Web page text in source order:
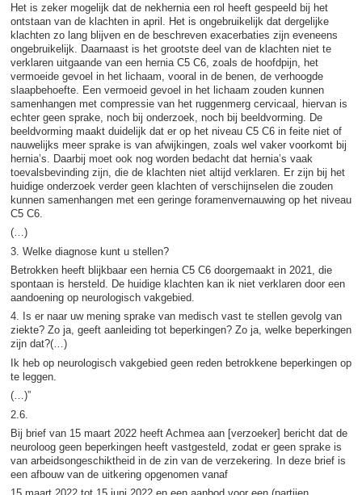
Het is zeker mogelijk dat de nekhernia een rol heeft gespeeld bij het
ontstaan van de klachten in april. Het is ongebruikelijk dat dergelijke
klachten zo lang blijven en de beschreven exacerbaties zijn eveneens
ongebruikelijk. Daarnaast is het grootste deel van de klachten niet te
verklaren uitgaande van een hernia C5 C6, zoals de hoofdpijn, het
vermoeide gevoel in het lichaam, vooral in de benen, de verhoogde
slaapbehoefte. Een vermoeid gevoel in het lichaam zouden kunnen
samenhangen met compressie van het ruggenmerg cervicaal, hiervan is
echter geen sprake, noch bij onderzoek, noch bij beeldvorming. De
beeldvorming maakt duidelijk dat er op het niveau C5 C6 in feite niet of
nauwelijks meer sprake is van afwijkingen, zoals wel vaker voorkomt bij
hernia’s. Daarbij moet ook nog worden bedacht dat hernia’s vaak
toevalsbevinding zijn, die de klachten niet altijd verklaren. Er zijn bij het
huidige onderzoek verder geen klachten of verschijnselen die zouden
kunnen samenhangen met een geringe foramenvernauwing op het niveau
C5 C6.
(…)
3. Welke diagnose kunt u stellen?
Betrokken heeft blijkbaar een hernia C5 C6 doorgemaakt in 2021, die
spontaan is hersteld. De huidige klachten kan ik niet verklaren door een
aandoening op neurologisch vakgebied.
4. Is er naar uw mening sprake van medisch vast te stellen gevolg van
ziekte? Zo ja, geeft aanleiding tot beperkingen? Zo ja, welke beperkingen
zijn dat?(…)
Ik heb op neurologisch vakgebied geen reden betrokkene beperkingen op
te leggen.
(…)”
2.6.
Bij brief van 15 maart 2022 heeft Achmea aan [verzoeker] bericht dat de
neuroloog geen beperkingen heeft vastgesteld, zodat er geen sprake is
van arbeidsongeschiktheid in de zin van de verzekering. In deze brief is
een afbouw van de uitkering opgenomen vanaf